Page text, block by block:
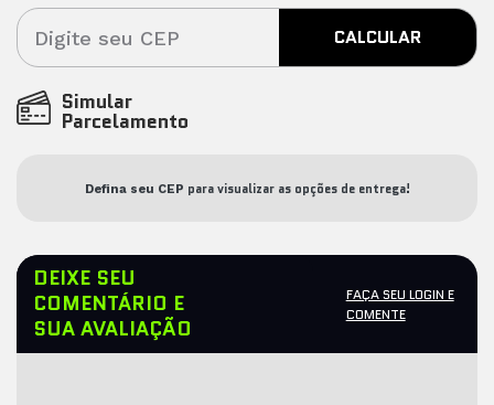
CALCULAR
Simular
Parcelamento
Defina seu CEP para visualizar as opções de entrega!
DEIXE SEU
COMENTÁRIO E
SUA AVALIAÇÃO
FAÇA SEU LOGIN E
COMENTE